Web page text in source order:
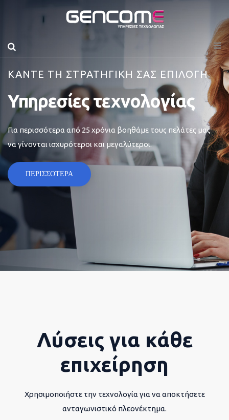
ΚΑΝΤΕ ΤΗ ΣΤΡΑΤΗΓΙΚΗ ΣΑΣ ΕΠΙΛΟΓΗ
Υπηρεσίες τεχνολογίας
Για περισσότερα από 25 χρόνια βοηθάμε τους πελάτες μας
να γίνονται ισχυρότεροι και μεγαλύτεροι.
ΠΕΡΙΣΣΟΤΕΡΑ
Λύσεις για κάθε
επιχείρηση
Χρησιμοποιήστε την τεχνολογία για να αποκτήσετε
ανταγωνιστικό πλεονέκτημα.